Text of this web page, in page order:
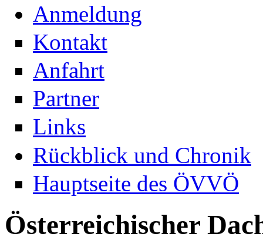
Anmeldung
Kontakt
Anfahrt
Partner
Links
Rückblick und Chronik
Hauptseite des ÖVVÖ
Österreichischer